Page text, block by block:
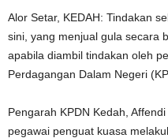
Alor Setar, KEDAH: Tindakan
sini, yang menjual gula secara
apabila diambil tindakan oleh
Perdagangan Dalam Negeri
Pengarah KPDN Kedah,
pegawai penguat kuasa